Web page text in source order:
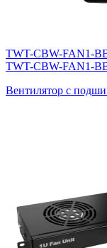
TWT-CBW-FAN1-
TWT-CBW-FAN1-
Вентилятор с